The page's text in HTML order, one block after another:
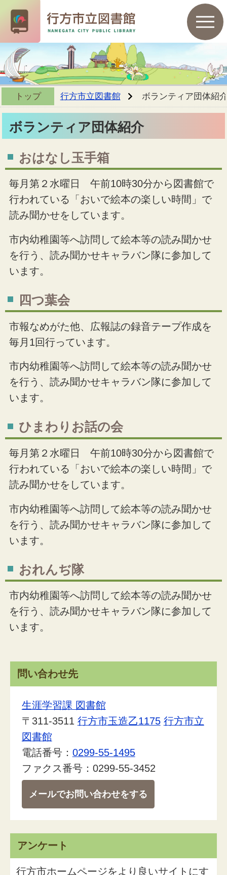
トップ 行方市立図書館 ボランティア団体紹
ボランティア団体紹介
おはなし玉手箱
毎月第２水曜日 午前10時30分から図書館で
行われている「おいで絵本の楽しい時間」で
読み聞かせをしています。
市内幼稚園等へ訪問して絵本等の読み聞かせ
を行う、読み聞かせキャラバン隊に参加して
います。
四つ葉会
市報なめがた他、広報誌の録音テープ作成を
毎月1回行っています。
市内幼稚園等へ訪問して絵本等の読み聞かせ
を行う、読み聞かせキャラバン隊に参加して
います。
ひまわりお話の会
毎月第２水曜日 午前10時30分から図書館で
行われている「おいで絵本の楽しい時間」で
読み聞かせをしています。
市内幼稚園等へ訪問して絵本等の読み聞かせ
を行う、読み聞かせキャラバン隊に参加して
います。
おれんぢ隊
市内幼稚園等へ訪問して絵本等の読み聞かせ
を行う、読み聞かせキャラバン隊に参加して
います。
問い合わせ先
生涯学習課 図書館
〒311-3511 行方市玉造乙1175 行方市立
図書館
電話番号： 0299-55-1495
ファクス番号：0299-55-3452
メールでお問い合わせをする
アンケート
行方市ホームページをより良いサイトにす